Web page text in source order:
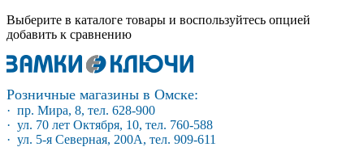
Выберите в каталоге товары и воспользуйтесь опцией
добавить к сравнению
Розничные магазины в Омске:
· пр. Мира, 8, тел. 628-900
· ул. 70 лет Октября, 10, тел. 760-588
· ул. 5-я Северная, 200А, тел. 909-611